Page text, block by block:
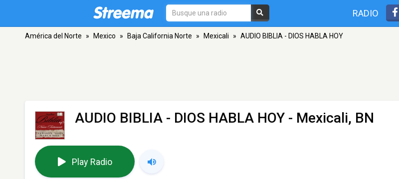
RADIO
América del Norte » Mexico » Baja California Norte » Mexicali » AUDIO BIBLIA - DIOS HABLA HOY
AUDIO BIBLIA - DIOS HABLA HOY - Mexicali, BN
Play Radio